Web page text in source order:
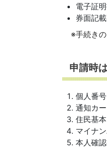
電子証
券面記
※手続き
申請時
個人番
通知カ
住民基
マイナ
本人確